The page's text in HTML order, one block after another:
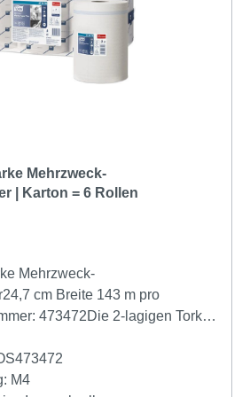
Mehrzweck-
| Karton = 6 Rollen
Mehrzweck-
cm Breite 143 m pro
473472Die 2-lagigen Tork
und das Abwischen der
ist kompatibel mit den Tork
M4